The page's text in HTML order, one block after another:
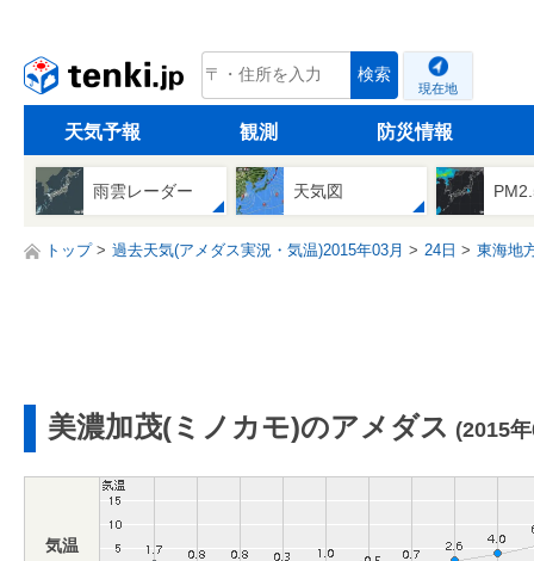
tenki.jp 検索
現在地
天気予報 観測 防災情報
雨雲レーダー 天気図
トップ 過去天気(アメダス実況・気温)2015年03月 24日 東海地
美濃加茂(ミノカモ)のアメダス (2015
気温